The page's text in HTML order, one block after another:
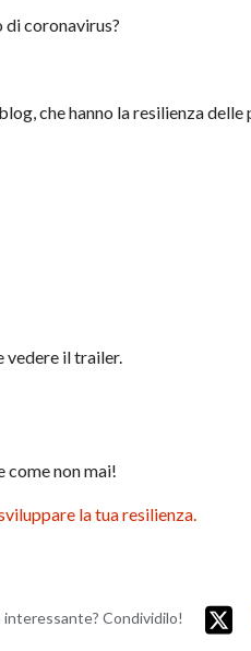
di coronavirus?
che hanno la resilienza delle
vedere il trailer.
come non mai!
la tua resilienza.
Condividilo!